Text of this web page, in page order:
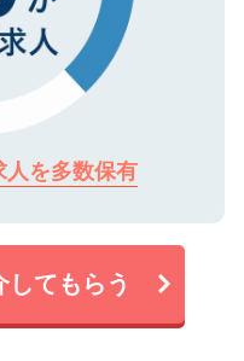
人を多数保有
てもらう